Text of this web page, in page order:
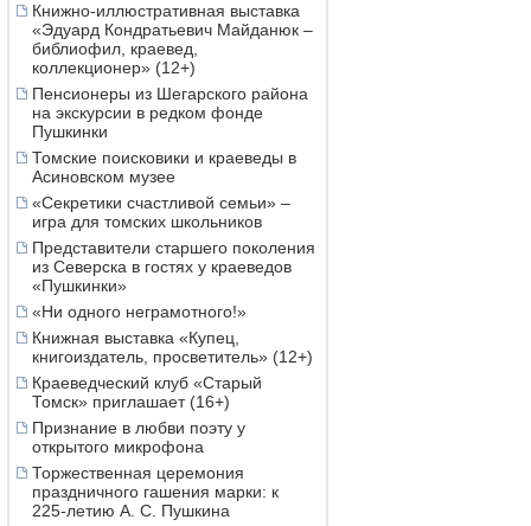
Книжно-иллюстративная выставка
«Эдуард Кондратьевич Майданюк –
библиофил, краевед,
коллекционер» (12+)
Пенсионеры из Шегарского района
на экскурсии в редком фонде
Пушкинки
Томские поисковики и краеведы в
Асиновском музее
«Секретики счастливой семьи» –
игра для томских школьников
Представители старшего поколения
из Северска в гостях у краеведов
«Пушкинки»
«Ни одного неграмотного!»
Книжная выставка «Купец,
книгоиздатель, просветитель» (12+)
Краеведческий клуб «Старый
Томск» приглашает (16+)
Признание в любви поэту у
открытого микрофона
Торжественная церемония
праздничного гашения марки: к
225-летию А. С. Пушкина